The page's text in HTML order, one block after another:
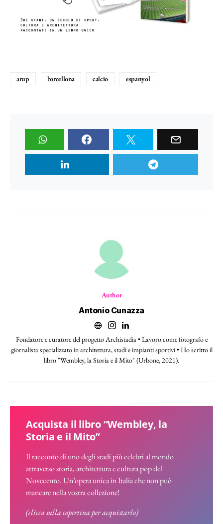
arup barcellona calcio espanyol
Author
Antonio Cunazza
Fondatore e curatore del progetto Archistadia • Lavoro come fotografo e
giornalista specializzato in architettura, stadi e impianti sportivi • Ho scritto il
libro "Wembley, la Storia e il Mito" (Urbone, 2021).
Acquista il libro “Wembley, la
Storia e il Mito”
Il racconto di uno degli stadi più celebri al mondo
attraverso storia, architettura e cultura pop del
Novecento. Un’opera unica in Italia che non può
mancare nella vostra collezione!
(clicca sulla copertina per acquistarlo)